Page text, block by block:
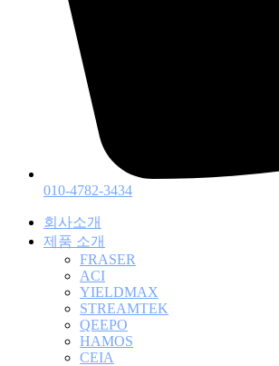
010-4782-3434
회사소개
제품 소개
FRASER
ACI
YIELDMAX
STREAMTEK
QEEPO
HAMOS
CEIA